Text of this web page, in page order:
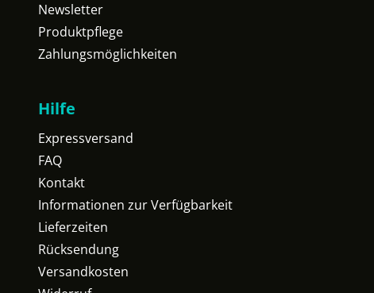
Newsletter
Produktpflege
Zahlungsmöglichkeiten
Hilfe
Expressversand
FAQ
Kontakt
Informationen zur Verfügbarkeit
Lieferzeiten
Rücksendung
Versandkosten